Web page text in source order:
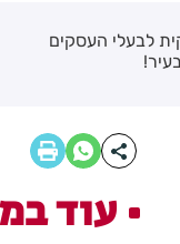
נעצר בחשד לאונס אלים
18
עוד